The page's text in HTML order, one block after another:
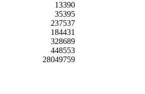
13390
35395
237537
184431
328689
448553
28049759